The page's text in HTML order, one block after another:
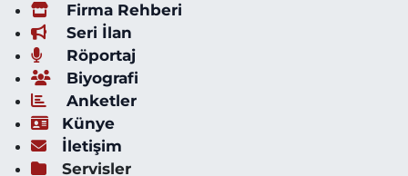
Firma Rehberi
Seri İlan
Röportaj
Biyografi
Anketler
Künye
İletişim
Servisler